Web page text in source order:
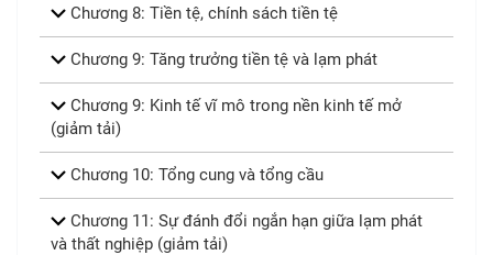
Chương 8: Tiền tệ, chính sách tiền tệ
Chương 9: Tăng trưởng tiền tệ và lạm phát
Chương 9: Kinh tế vĩ mô trong nền kinh tế mở
(giảm tải)
Chương 10: Tổng cung và tổng cầu
Chương 11: Sự đánh đổi ngắn hạn giữa lạm phát
và thất nghiệp (giảm tải)